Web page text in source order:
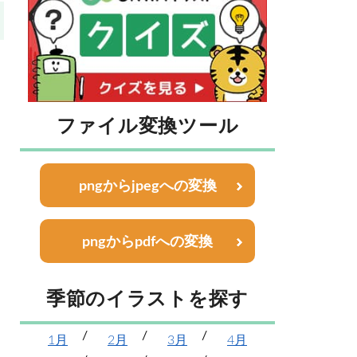
ファイル変換ツール
pngからjpegへの変換
pngからpdfへの変換
季節のイラストを探す
1月 2月 3月 4月